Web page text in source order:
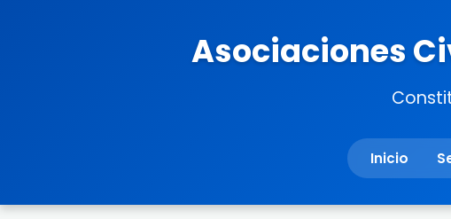
Asociaciones
Inicio